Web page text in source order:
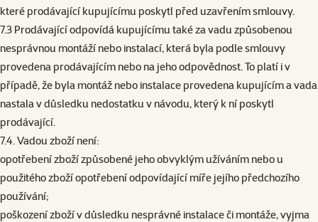
které prodávající kupujícímu poskytl před uzavřením smlouvy.
7.3 Prodávající odpovídá kupujícímu také za vadu způsobenou
nesprávnou montáží nebo instalací, která byla podle smlouvy
provedena prodávajícím nebo na jeho odpovědnost. To platí i v
případě, že byla montáž nebo instalace provedena kupujícím a vada
nastala v důsledku nedostatku v návodu, který k ní poskytl
prodávající.
7.4. Vadou zboží není:
opotřebení zboží způsobené jeho obvyklým užíváním nebo u
použitého zboží opotřebení odpovídající míře jejího předchozího
používání;
poškození zboží v důsledku nesprávné instalace či montáže, vyjma